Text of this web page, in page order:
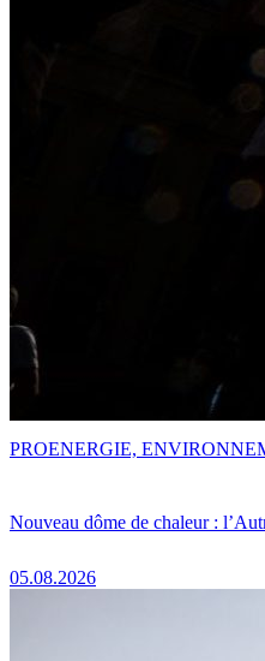
Nouveau dôme de chaleur :
05.08.2026
PROENERGIE,